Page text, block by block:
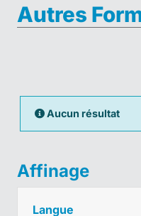
Autres
Aucun résultat
Affinage
Langue